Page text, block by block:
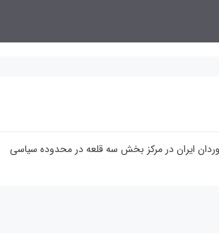
ايران در مركز بخش سه قلعه در محدوده سياسی